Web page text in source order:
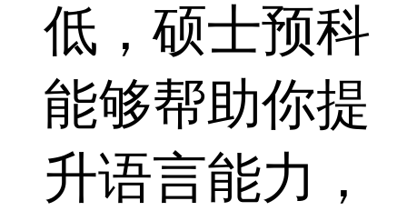
低，硕士预科
能够帮助你提
升语言能力，